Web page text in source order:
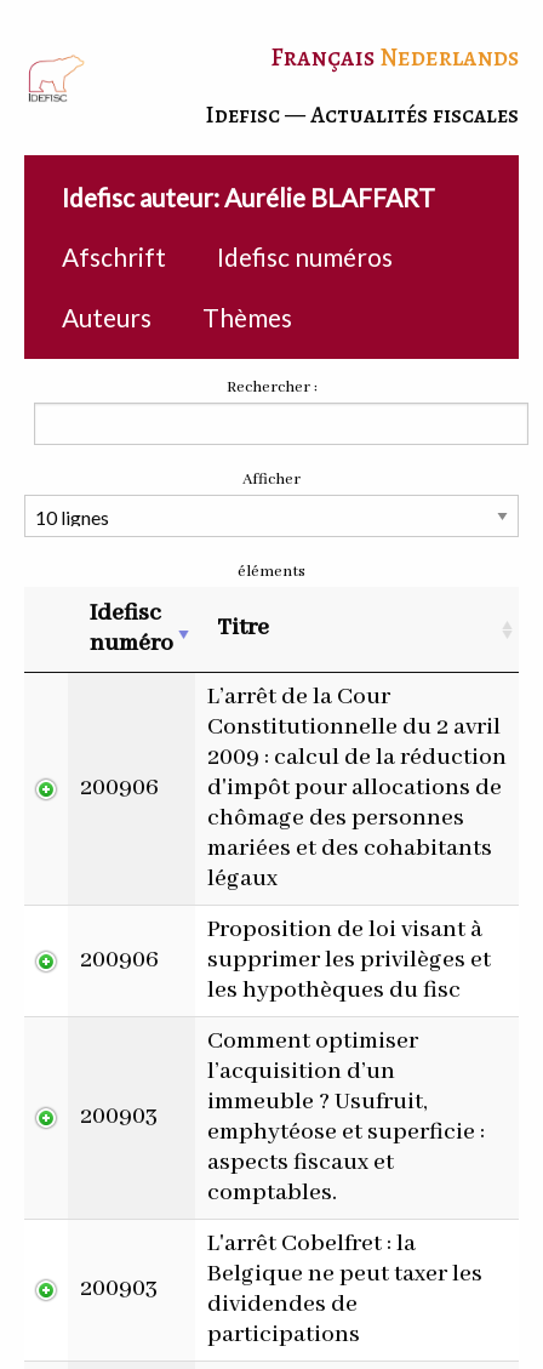
FrançaisNederlands
Idefisc — Actualités fiscales
Idefisc auteur: Aurélie BLAFFART
Afschrift
Idefisc numéros
Auteurs
Thèmes
Rechercher :
Afficher
éléments
Idefisc
numéro
Titre
200906
L’arrêt de la Cour
Constitutionnelle du 2 avril
2009 : calcul de la réduction
d'impôt pour allocations de
chômage des personnes
mariées et des cohabitants
légaux
200906
Proposition de loi visant à
supprimer les privilèges et
les hypothèques du fisc
200903
Comment optimiser
l’acquisition d’un
immeuble ? Usufruit,
emphytéose et superficie :
aspects fiscaux et
comptables.
200903
L'arrêt Cobelfret : la
Belgique ne peut taxer les
dividendes de
participations